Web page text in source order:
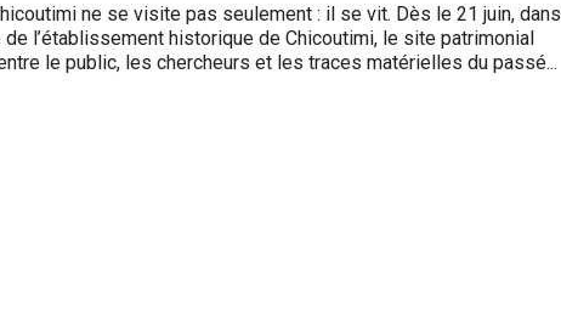
ne se visite pas seulement : il se vit. Dès le 21 juin, dans
l’établissement historique de Chicoutimi, le site patrimonial
le public, les chercheurs et les traces matérielles du passé...